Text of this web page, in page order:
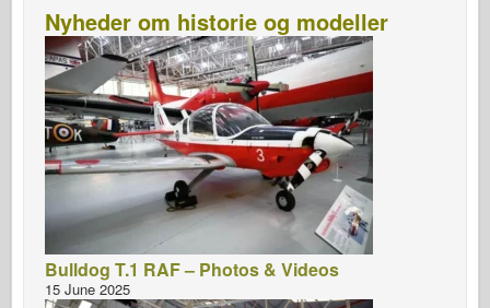
Nyheder om historie og modeller
Bulldog T.1 RAF – Photos & Videos
15 June 2025